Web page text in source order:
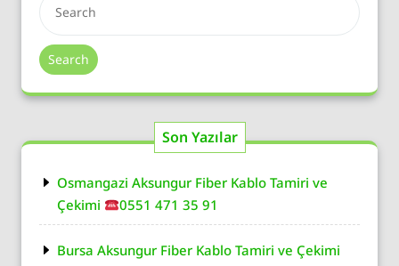
Search
Son Yazılar
Osmangazi Aksungur Fiber Kablo Tamiri ve
Çekimi
0551 471 35 91
Bursa Aksungur Fiber Kablo Tamiri ve Çekimi